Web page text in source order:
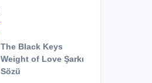
The Black Keys
Weight of Love Şarkı
Sözü